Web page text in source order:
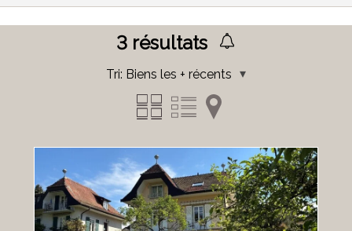
3 résultats
Tri: Biens les + récents